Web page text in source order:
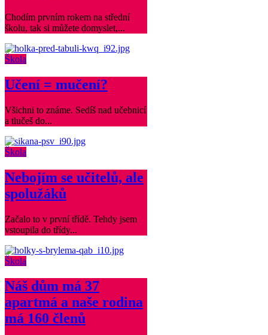
Chodím prvním rokem na střední
školu, tak si můžete domyslet,...
Škola
Učení = mučení?
Všichni to známe. Sedíš nad učebnicí
a tlučeš do...
Škola
Nebojím se učitelů, ale
spolužáků
Začalo to v první třídě. Tehdy jsem
vstoupila do třídy...
Škola
Náš dům má 37
apartmá a naše rodina
má 160 členů